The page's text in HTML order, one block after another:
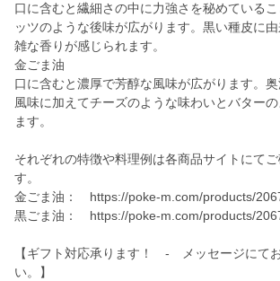
口に含むと繊細さの中に力強さを秘めている
ッツのような後味が広がります。黒い種皮に
雑な香りが感じられます。
金ごま油
口に含むと濃厚で芳醇な風味が広がります。
風味に加えてチーズのような味わいとバター
ます。
それぞれの特徴や料理例は各商品サイトにて
す。
金ごま油： https://poke-m.com/products/
黒ごま油： https://poke-m.com/products/
【ギフト対応承ります！ - メッセージにて
い。】